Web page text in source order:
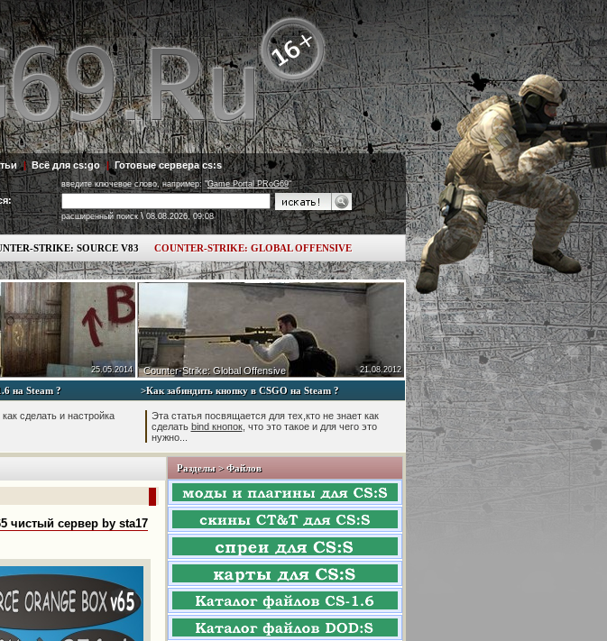
| Всё для cs:go | Готовые сервера cs:s
введите ключевое слово, например: "Game Portal PRoG69"
расширенный поиск \ 08.08.2026, 09:08
STRIKE: SOURCE V83 COUNTER-STRIKE: GLOBAL OFFENSIVE
25.05.2014 21.08.2012
Counter-Strike: Global Offensive
на Steam ?
сделать и настройка
>Как забиндить кнопку в CSGO на Steam ?
Эта статья посвящается для тех,кто не знает как
сделать bind кнопок, что это такое и для чего это
нужно...
чистый сервер by sta17
Разделы > Файлов